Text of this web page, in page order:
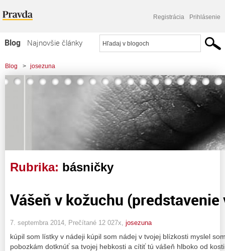
Registrácia Prihlásenie
Blog
Najnovšie články
Najčítanejšie články
Najkomentovanejšie články
Blog > josezuna
Rubrika: básničky
Vášeň v kožuchu
7. septembra 2014, Prečítané 12 027x, josezuna
kúpil som lístky v nádeji kúpil som nádej v tvojej blízkosti myslel
pobozkám dotknúť sa tvojej hebkosti a cítiť tú vášeň hlboko od